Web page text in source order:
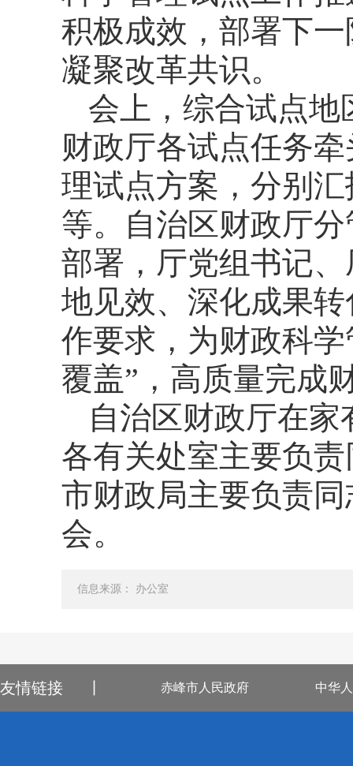
积极成效，部署下
凝聚改革共识。
会上，综合试点
财政厅各试点任务
理试点方案，分别
等。自治区财政厅
部署，厅党组书记
地见效、深化成果
作要求，为财政科
覆盖”，高质量完成
自治区财政厅在
各有关处室主要负
市财政局主要负责
会。
信息来源： 办公室
友情链接 赤峰市人民政府 中华